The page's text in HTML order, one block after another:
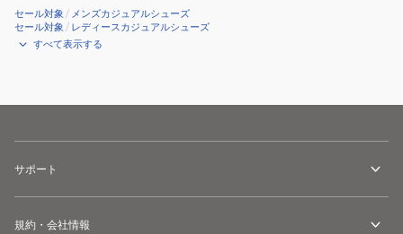
セール対象 / メンズカジュアルシューズ
セール対象 / レディースカジュアルシューズ
すべて表示する
サポート
規約・会社情報